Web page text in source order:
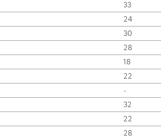
33
24
30
28
18
22
-
32
22
28